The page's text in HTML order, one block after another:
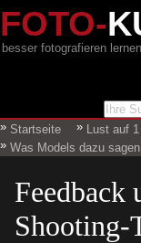
FOTO-
besser fotografieren
Startseite
Lust auf
Was Models dazu sagen
Feedback
Shooting-